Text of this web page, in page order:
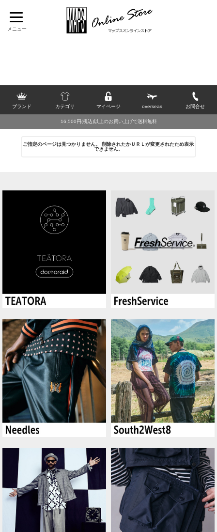
[C] > CONVERSE SKATEBOARDING
シューズ
ブランド カテゴリ マイページ overseas お問合せ
16,500円(税込)以上のお買い上げで送料無料
ご指定のページは見つかりません。 削除されたかＵＲＬが変更されたため表示
できません。